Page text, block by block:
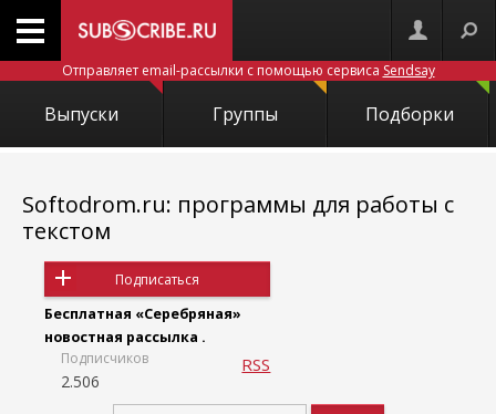
Отправляет email-рассылки с помощью сервиса Sendsay
Выпуски Группы Подборки
Softodrom.ru: программы для работы с
текстом
Подписаться
Бесплатная «Серебряная»
новостная рассылка .
Подписчиков
2.506
RSS